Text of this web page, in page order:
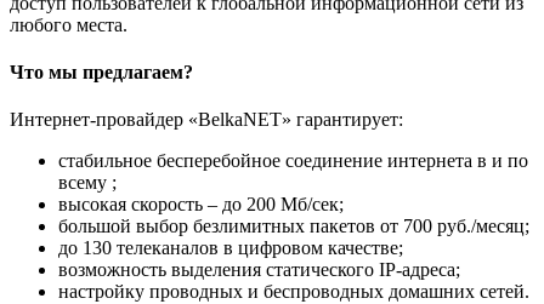
любого места.
Что мы предлагаем?
Интернет-провайдер «BelkaNET» гарантирует:
стабильное бесперебойное соединение интернета в и по
всему ;
высокая скорость – до 200 Мб/сек;
большой выбор безлимитных пакетов от 700 руб./месяц;
до 130 телеканалов в цифровом качестве;
возможность выделения статического IP-адреса;
настройку проводных и беспроводных домашних сетей.